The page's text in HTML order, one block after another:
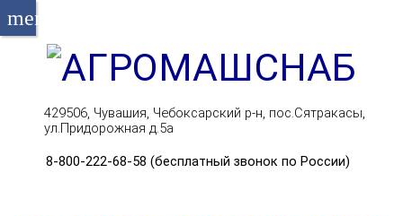
menu
429506, Чувашия, Чебоксарский р-н, пос.Сятракасы,
ул.Придорожная д.5а
8-800-222-68-58 (бесплатный звонок по России)